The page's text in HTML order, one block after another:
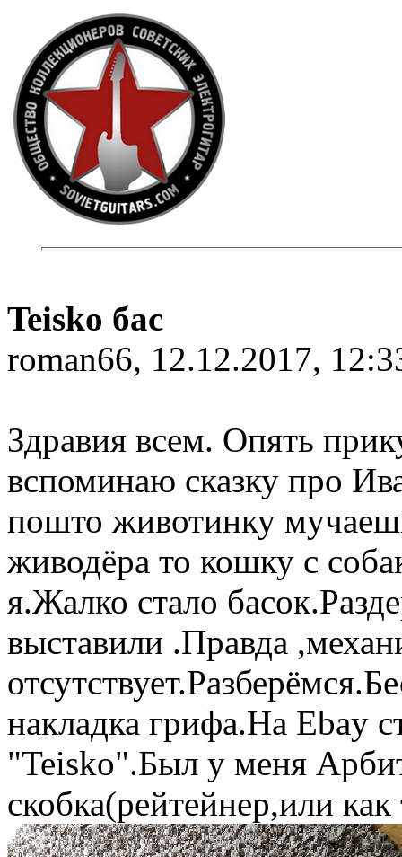
Teisko бас
roman66, 12.12.2017,
Здравия всем. Опять
вспоминаю сказку про
пошто животинку
живодёра то кошку с
я.Жалко стало
выставили .Правда
накладка грифа.На Ebay
"Teisko".Был у меня
скобка(рейтейнер,или